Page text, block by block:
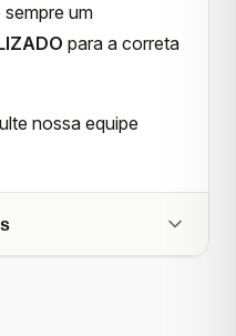
um
para a correta
nossa equipe